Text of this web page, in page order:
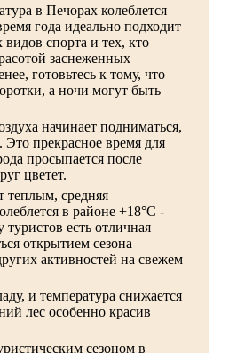
в Печорах колеблется
года идеально подходит
спорта и тех, кто
заснеженных
готовьтесь к тому, что
а ночи могут быть
начинает подниматься,
Это прекрасное время для
просыпается после
цветет.
теплым, средняя
в районе +18°C -
есть отличная
открытием сезона
активностей на свежем
и температура снижается
лес особенно красив
сезоном в